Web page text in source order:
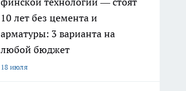
10 лет без цемента и
арматуры: 3 варианта на
любой бюджет
18 июля